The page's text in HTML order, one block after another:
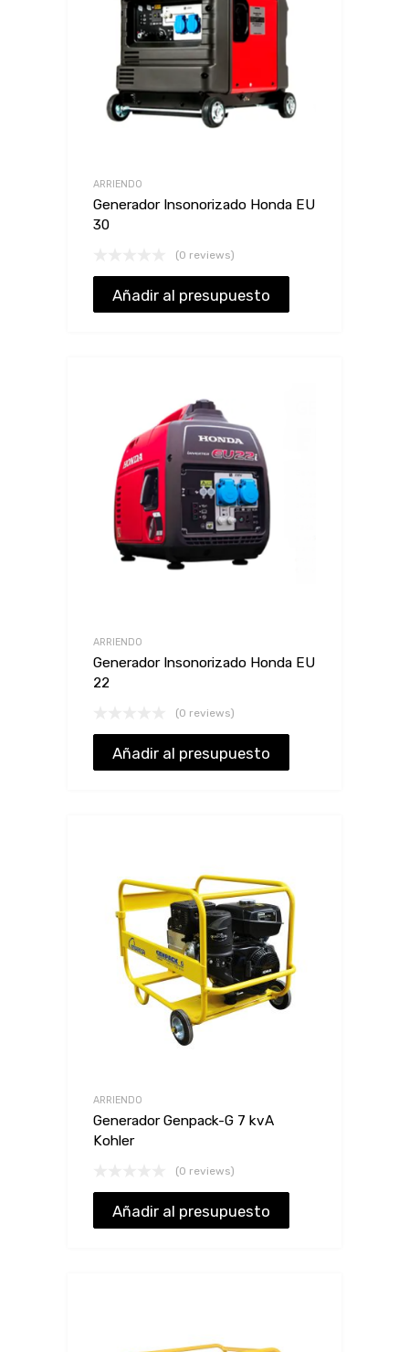
ARRIENDO
Generador Insonorizado Honda EU
30
(0 reviews)
Añadir al presupuesto
ARRIENDO
Generador Insonorizado Honda EU
22
(0 reviews)
Añadir al presupuesto
ARRIENDO
Generador Genpack-G 7 kvA
Kohler
(0 reviews)
Añadir al presupuesto